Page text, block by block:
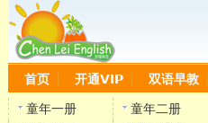
首页 开通VIP 双语早教
童年一册 童年二册